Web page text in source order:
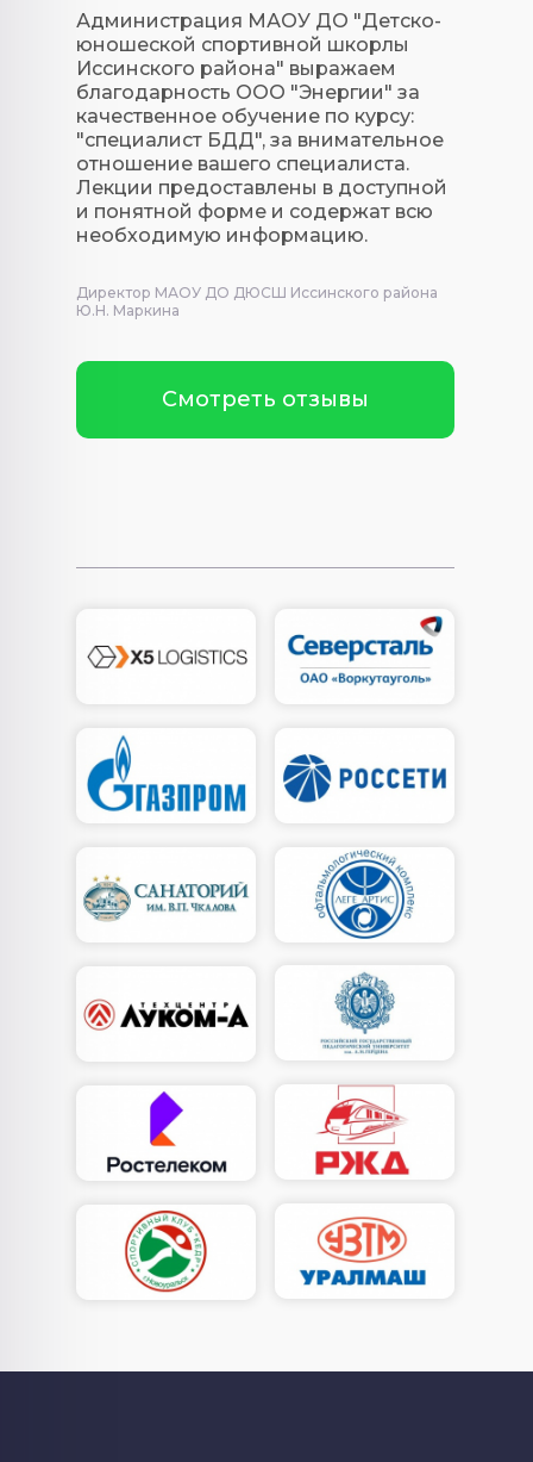
Администрация МАОУ ДО "Детско-
юношеской спортивной шкорлы
Иссинского района" выражаем
благодарность ООО "Энергии" за
качественное обучение по курсу:
"специалист БДД", за внимательное
отношение вашего специалиста.
Лекции предоставлены в доступной
и понятной форме и содержат всю
необходимую информацию.
Директор МАОУ ДО ДЮСШ Иссинского района
Ю.Н. Маркина
Смотреть отзывы